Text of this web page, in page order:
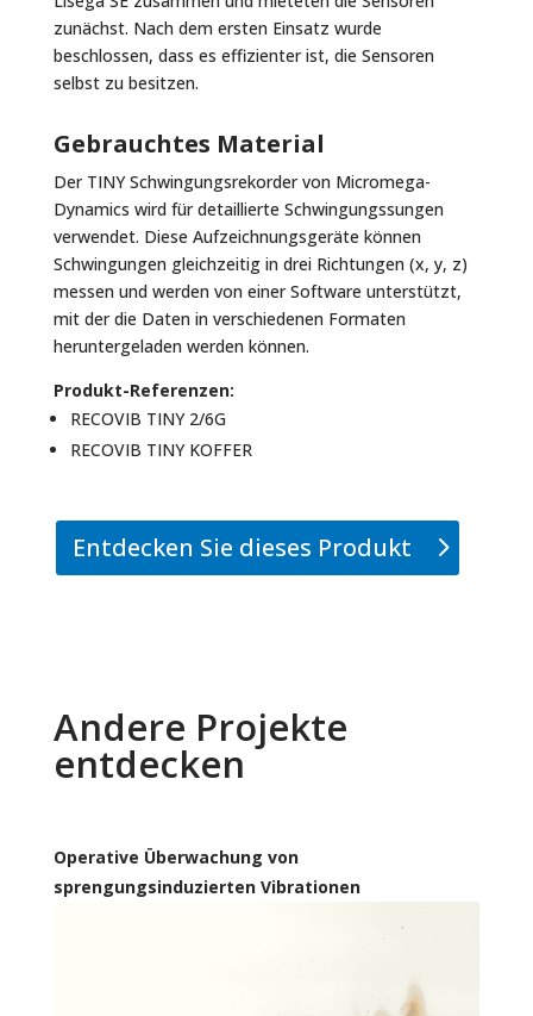
zunächst. Nach dem ersten Einsatz wurde
beschlossen, dass es effizienter ist, die Sensoren
selbst zu besitzen.
Gebrauchtes Material
Der TINY Schwingungsrekordervon Micromega-
Dynamics wird für detaillierte Schwingungssungen
verwendet. Diese Aufzeichnungsgeräte können
Schwingungen gleichzeitig in drei Richtungen (x, y, z)
messen und werden von einer Software unterstützt,
mit der die Daten in verschiedenen Formaten
heruntergeladen werden können.
Produkt-Referenzen:
RECOVIB TINY 2/6G
RECOVIB TINY KOFFER
Entdecken Sie dieses Produkt
Andere Projekte
entdecken
Operative Überwachung von
sprengungsinduzierten Vibrationen